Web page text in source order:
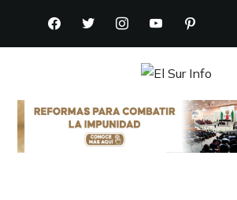
FACEBOOKTWITTERINSTAGRAMYOUTUBEPINTEREST